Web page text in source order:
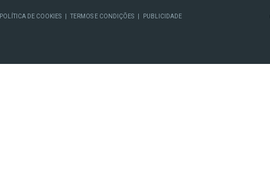
POLÍTICA DE COOKIES TERMOS E CONDIÇÕES PUBLICIDADE